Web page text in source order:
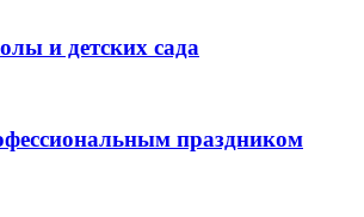
и детских сада
праздником